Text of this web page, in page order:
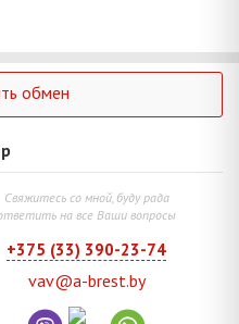
обмен
Свяжитесь со мной, буду рада
на все Ваши вопросы
+375 (33) 390-23-74
vav@a-brest.by